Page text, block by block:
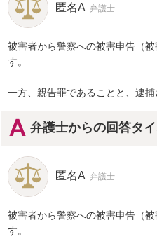
匿名A 弁護士
被害者から警察への被害申告（
す。
一方、親告罪であることと、逮
弁護士からの回答タ
匿名A 弁護士
被害者から警察への被害申告（
す。